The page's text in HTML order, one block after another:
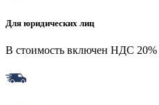
Для юридических лиц
В стоимость включен НДС 20%